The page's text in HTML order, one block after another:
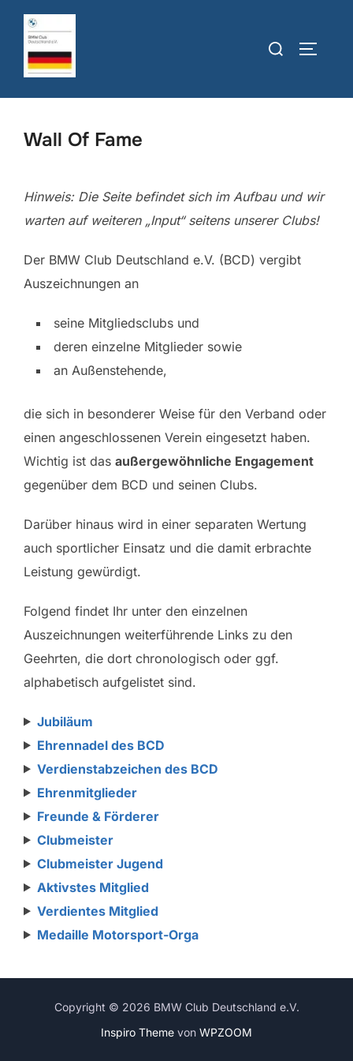
Zum
Inhalt
springen
Suchen
Wall Of Fame
Hinweis: Die Seite befindet sich im Aufbau und wir
warten auf weiteren „Input“ seitens unserer Clubs!
Der BMW Club Deutschland e.V. (BCD) vergibt
Auszeichnungen an
seine Mitgliedsclubs und
deren einzelne Mitglieder sowie
an Außenstehende,
die sich in besonderer Weise für den Verband oder
einen angeschlossenen Verein eingesetzt haben.
Wichtig ist das außergewöhnliche Engagement
gegenüber dem BCD und seinen Clubs.
Darüber hinaus wird in einer separaten Wertung
auch sportlicher Einsatz und die damit erbrachte
Leistung gewürdigt.
Folgend findet Ihr unter den einzelnen
Auszeichnungen weiterführende Links zu den
Geehrten, die dort chronologisch oder ggf.
alphabetisch aufgelistet sind.
Jubiläum
Ehrennadel des BCD
Verdienstabzeichen des BCD
Ehrenmitglieder
Freunde & Förderer
Clubmeister
Clubmeister Jugend
Aktivstes Mitglied
Verdientes Mitglied
Medaille Motorsport-Orga
Copyright © 2026 BMW Club Deutschland e.V.
Inspiro Theme von WPZOOM